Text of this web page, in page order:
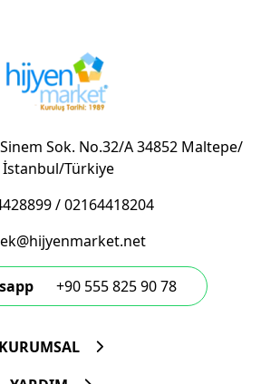
Sok. No.32/A 34852 Maltepe/
İstanbul/Türkiye
/02164418204
+90 555 825 90 78
KURUMSAL